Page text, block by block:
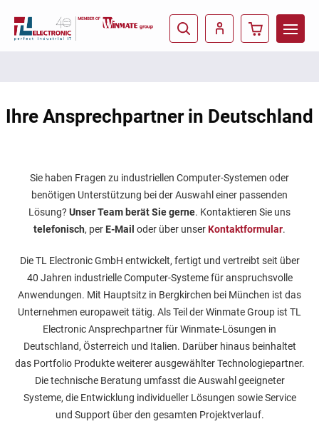
Ihre Ansprechpartner in Deutschland
Sie haben Fragen zu industriellen Computer-Systemen oder
benötigen Unterstützung bei der Auswahl einer passenden
Lösung? Unser Team berät Sie gerne. Kontaktieren Sie uns
telefonisch, per E-Mail oder über unserKontaktformular.
Die TL Electronic GmbH entwickelt, fertigt und vertreibt seit über
40 Jahren industrielle Computer-Systeme für anspruchsvolle
Anwendungen. Mit Hauptsitz in Bergkirchen bei München ist das
Unternehmen europaweit tätig. Als Teil der Winmate Group ist TL
Electronic Ansprechpartner für Winmate-Lösungen in
Deutschland, Österreich und Italien. Darüber hinaus beinhaltet
das Portfolio Produkte weiterer ausgewählter Technologiepartner.
Die technische Beratung umfasst die Auswahl geeigneter
Systeme, die Entwicklung individueller Lösungen sowie Service
und Support über den gesamten Projektverlauf.